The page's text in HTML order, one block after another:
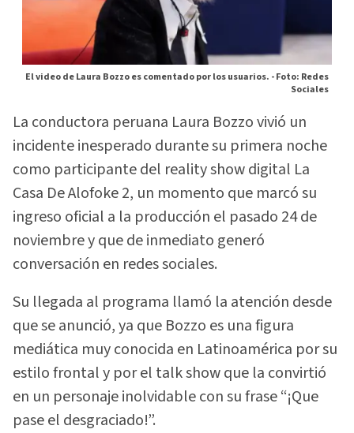
El video de Laura Bozzo es comentado por los usuarios. -Foto: Redes
Sociales
La conductora peruana Laura Bozzo vivió un
incidente inesperado durante su primera noche
como participante del reality show digital La
Casa De Alofoke 2, un momento que marcó su
ingreso oficial a la producción el pasado 24 de
noviembre y que de inmediato generó
conversación en redes sociales.
Su llegada al programa llamó la atención desde
que se anunció, ya que Bozzo es una figura
mediática muy conocida en Latinoamérica por su
estilo frontal y por el talk show que la convirtió
en un personaje inolvidable con su frase “¡Que
pase el desgraciado!”.